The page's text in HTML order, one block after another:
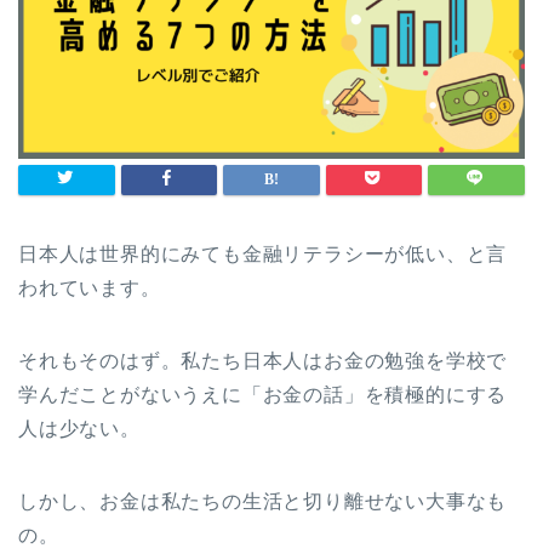
日本人は世界的にみても金融リテラシーが低い、と言
われています。
それもそのはず。私たち日本人はお金の勉強を学校で
学んだことがないうえに「お金の話」を積極的にする
人は少ない。
しかし、お金は私たちの生活と切り離せない大事なも
の。